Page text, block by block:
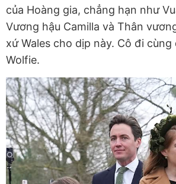
của Hoàng gia, chẳng hạn như
Vương hậu Camilla và Thân
xứ Wales cho dịp này. Cô đi cùng
Wolfie.